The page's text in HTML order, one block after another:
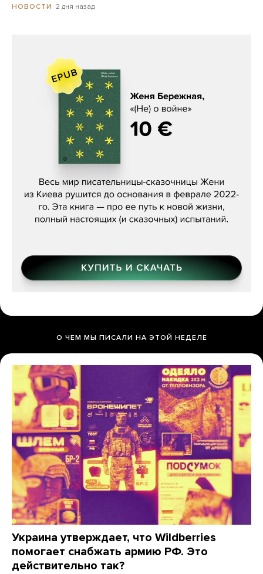
НОВОСТИ 2 дня назад
Женя Бережная, «(Не) о войне»
О ЧЕМ МЫ ПИСАЛИ НА ЭТОЙ НЕДЕЛЕ
Украина утверждает, что Wildberries
помогает снабжать армию РФ. Это
действительно так?